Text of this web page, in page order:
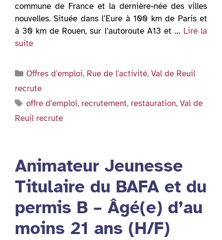
commune de France et la dernière-née des villes
nouvelles. Située dans l’Eure à 100 km de Paris et
à 30 km de Rouen, sur l’autoroute A13 et … Lire la
suite
Catégories
Offres d'emploi, Rue de l'activité,Val de Reuil
recrute
Étiquettes
offre d'emploi, recrutement, restauration,Val de
Reuil recrute
Animateur Jeunesse
Titulaire du BAFA et du
permis B – Âgé(e) d’au
moins 21 ans (H/F)